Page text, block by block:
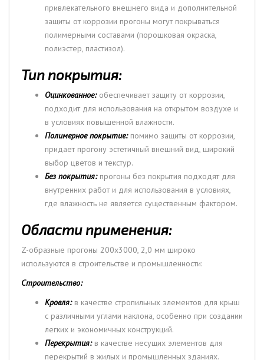
привлекательного внешнего вида и дополнительной
защиты от коррозии прогоны могут покрываться
полимерными составами (порошковая окраска,
полиэстер, пластизол).
Тип покрытия:
Оцинкованное:обеспечивает защиту от коррозии,
подходит для использования на открытом воздухе и
в условиях повышенной влажности.
Полимерное покрытие:помимо защиты от коррозии,
придает прогону эстетичный внешний вид, широкий
выбор цветов и текстур.
Без покрытия:прогоны без покрытия подходят для
внутренних работ и для использования в условиях,
где влажность не является существенным фактором.
Области применения:
Z-образные прогоны 200х3000, 2,0 мм широко
используются в строительстве и промышленности:
Строительство:
Кровля:в качестве стропильных элементов для крыш
с различными углами наклона, особенно при создании
легких и экономичных конструкций.
Перекрытия:в качестве несущих элементов для
перекрытий в жилых и промышленных зданиях.